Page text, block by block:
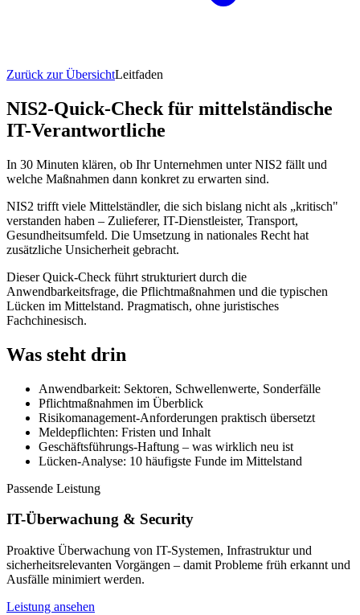
Zurück zur ÜbersichtLeitfaden
NIS2-Quick-Check für mittelständische
IT-Verantwortliche
In 30 Minuten klären, ob Ihr Unternehmen unter NIS2 fällt und
welche Maßnahmen dann konkret zu erwarten sind.
NIS2 trifft viele Mittelständler, die sich bislang nicht als „kritisch"
verstanden haben – Zulieferer, IT-Dienstleister, Transport,
Gesundheitsumfeld. Die Umsetzung in nationales Recht hat
zusätzliche Unsicherheit gebracht.
Dieser Quick-Check führt strukturiert durch die
Anwendbarkeitsfrage, die Pflichtmaßnahmen und die typischen
Lücken im Mittelstand. Pragmatisch, ohne juristisches
Fachchinesisch.
Was steht drin
Anwendbarkeit: Sektoren, Schwellenwerte, Sonderfälle
Pflichtmaßnahmen im Überblick
Risikomanagement-Anforderungen praktisch übersetzt
Meldepflichten: Fristen und Inhalt
Geschäftsführungs-Haftung – was wirklich neu ist
Lücken-Analyse: 10 häufigste Funde im Mittelstand
Passende Leistung
IT-Überwachung & Security
Proaktive Überwachung von IT-Systemen, Infrastruktur und
sicherheitsrelevanten Vorgängen – damit Probleme früh erkannt und
Ausfälle minimiert werden.
Leistung ansehen